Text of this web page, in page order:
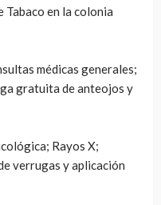
Tabaco en la colonia
médicas generales;
gratuita de anteojos y
Rayos X;
verrugas y aplicación